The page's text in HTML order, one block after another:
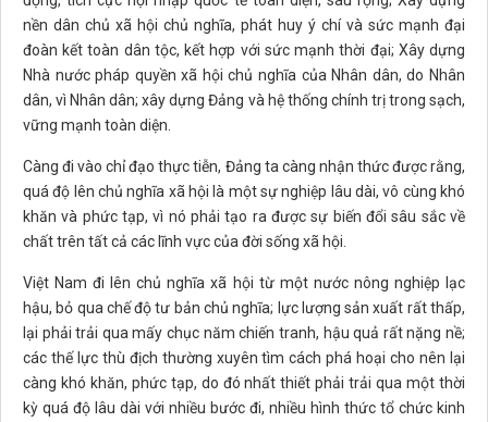
nền dân chủ xã hội chủ nghĩa, phát huy ý chí và sức mạnh đại
đoàn kết toàn dân tộc, kết hợp với sức mạnh thời đại; Xây dựng
Nhà nước pháp quyền xã hội chủ nghĩa của Nhân dân, do Nhân
dân, vì Nhân dân; xây dựng Đảng và hệ thống chính trị trong sạch,
vững mạnh toàn diện.
Càng đi vào chỉ đạo thực tiễn, Đảng ta càng nhận thức được rằng,
quá độ lên chủ nghĩa xã hội là một sự nghiệp lâu dài, vô cùng khó
khăn và phức tạp, vì nó phải tạo ra được sự biến đổi sâu sắc về
chất trên tất cả các lĩnh vực của đời sống xã hội.
Việt Nam đi lên chủ nghĩa xã hội từ một nước nông nghiệp lạc
hậu, bỏ qua chế độ tư bản chủ nghĩa; lực lượng sản xuất rất thấp,
lại phải trải qua mấy chục năm chiến tranh, hậu quả rất nặng nề;
các thế lực thù địch thường xuyên tìm cách phá hoại cho nên lại
càng khó khăn, phức tạp, do đó nhất thiết phải trải qua một thời
kỳ quá độ lâu dài với nhiều bước đi, nhiều hình thức tổ chức kinh